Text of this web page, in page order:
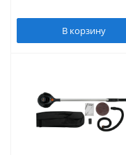
В корзину